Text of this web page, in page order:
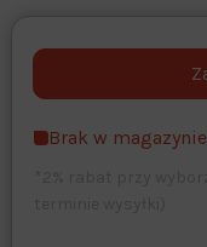
opcjonalne
Brak w magazynie